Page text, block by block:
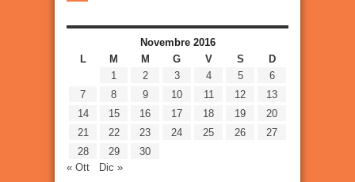
Novembre 2016
L
M M G V S
D
1
2 3 4 5
6
7
8 9 10 11 12
13
14
15 16 17 18 19
20
21
22 23 24 25 26
27
28
29
30
« Ott
Dic »